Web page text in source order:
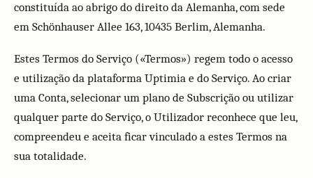
constituída ao abrigo do direito da Alemanha, com sede
em Schönhauser Allee 163, 10435 Berlim, Alemanha.
Estes Termos do Serviço («Termos») regem todo o acesso
e utilização da plataforma Uptimia e do Serviço. Ao criar
uma Conta, selecionar um plano de Subscrição ou utilizar
qualquer parte do Serviço, o Utilizador reconhece que leu,
compreendeu e aceita ficar vinculado a estes Termos na
sua totalidade.